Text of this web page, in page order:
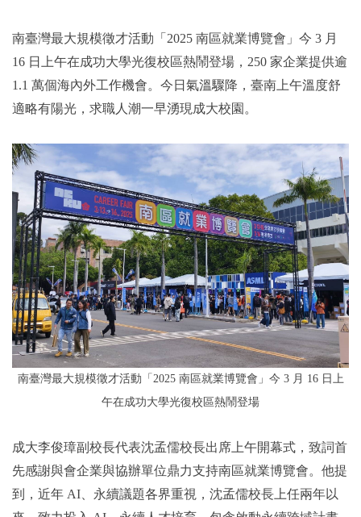
南臺灣最大規模徵才活動「2025 南區就業博覽會」今 3 月
16 日上午在成功大學光復校區熱鬧登場，250 家企業提供逾
1.1 萬個海內外工作機會。今日氣溫驟降，臺南上午溫度舒
適略有陽光，求職人潮一早湧現成大校園。
南臺灣最大規模徵才活動「2025 南區就業博覽會」今 3 月 16 日上
午在成功大學光復校區熱鬧登場
成大李俊璋副校長代表沈孟儒校長出席上午開幕式，致詞首
先感謝與會企業與協辦單位鼎力支持南區就業博覽會。他提
到，近年 AI、永續議題各界重視，沈孟儒校長上任兩年以